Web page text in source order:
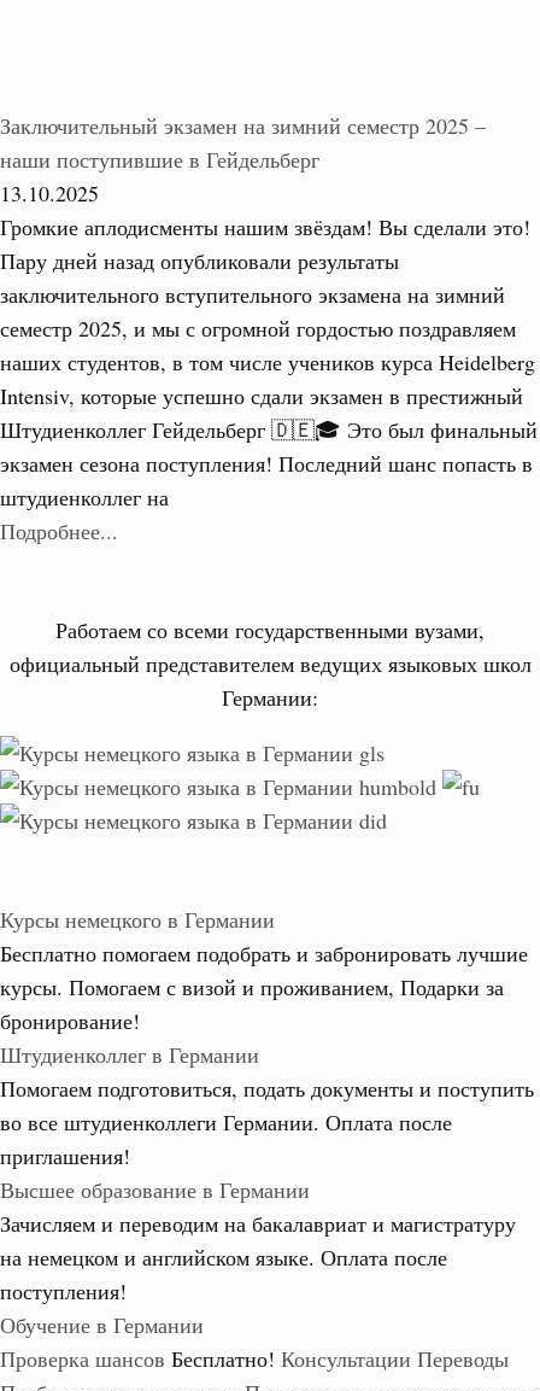
Заключительный экзамен на зимний семестр 2025 –
наши поступившие в Гейдельберг
13.10.2025
Громкие аплодисменты нашим звёздам! Вы сделали это!
Пару дней назад опубликовали результаты
заключительного вступительного экзамена на зимний
семестр 2025, и мы с огромной гордостью поздравляем
наших студентов, в том числе учеников курса Heidelberg
Intensiv, которые успешно сдали экзамен в престижный
Штудиенколлег Гейдельберг 🇩🇪🎓 Это был финальный
экзамен сезона поступления! Последний шанс попасть в
штудиенколлег на
Подробнее...
Работаем со всеми государственными вузами,
официальный представителем ведущих языковых школ
Германии:
Курсы немецкого в Германии
Бесплатно помогаем подобрать и забронировать лучшие
курсы. Помогаем с визой и проживанием, Подарки за
бронирование!
Штудиенколлег в Германии
Помогаем подготовиться, подать документы и поступить
во все штудиенколлеги Германии. Оплата после
приглашения!
Высшее образование в Германии
Зачисляем и переводим на бакалавриат и магистратуру
на немецком и английском языке. Оплата после
поступления!
Обучение в Германии
Проверка шансов Бесплатно! Консультации Переводы